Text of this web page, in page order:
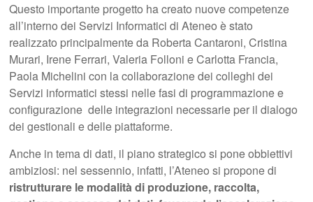
Questo importante progetto ha creato nuove competenze
all’interno dei Servizi Informatici di Ateneo è stato
realizzato principalmente da Roberta Cantaroni, Cristina
Murari, Irene Ferrari, Valeria Folloni e Carlotta Francia,
Paola Michelini con la collaborazione dei colleghi dei
Servizi informatici stessi nelle fasi di programmazione e
configurazione delle integrazioni necessarie per il dialogo
dei gestionali e delle piattaforme.
Anche in tema di dati, il piano strategico si pone obbiettivi
ambiziosi: nel sessennio, infatti, l’Ateneo si propone di
ristrutturare le modalità di produzione, raccolta,